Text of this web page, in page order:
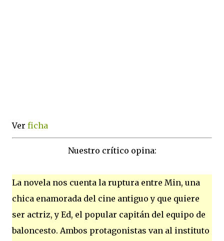
Ver ficha
Nuestro crítico opina:
La novela nos cuenta la ruptura entre Min, una
chica enamorada del cine antiguo y que quiere
ser actriz, y Ed, el popular capitán del equipo de
baloncesto. Ambos protagonistas van al instituto